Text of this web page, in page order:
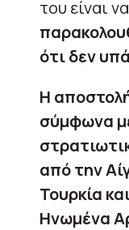
του είναι να
ότι δεν
Η
σύμφωνα
από την
Τουρκία
Ηνωμένα